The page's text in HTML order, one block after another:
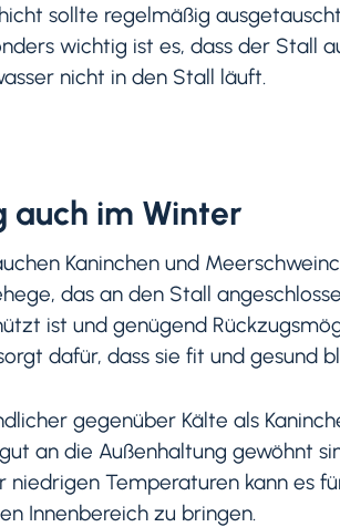
sollte regelmäßig
wichtig ist es, dass der Stall
nicht in den Stall läuft.
auch im Winter
Kaninchen und
das an den Stall
ist und genügend
dafür, dass sie fit und gesund
gegenüber Kälte als
an die Außenhaltung gewöhnt
niedrigen Temperaturen kann es
Innenbereich zu bringen.